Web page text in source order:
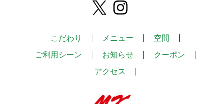
こだわり メニュー
空間
ご利用シーン
お知らせ
クーポン
アクセス